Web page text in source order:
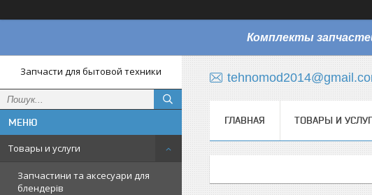
Комплекты
Запчасти для бытовой техники
Товары и услуги
Запчастини та аксесуари для
блендерів
ГЛАВНАЯ ТОВАРЫ И